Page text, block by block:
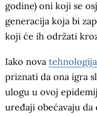
godine) oni koji se
generacija koja bi
koji će ih održati
Iako nova tehnologija
priznati da ona igra
ulogu u ovoj
uređaji obećavaju